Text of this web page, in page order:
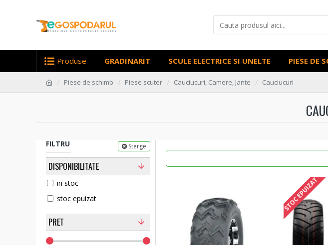
Produse GRADINARIT SCULE ELECTRICE SI UNELTE PIESE DE
Piese de schimb Piese scuter Cauciucuri, Camere, Jante Cauciucuri
FILTRU Sterge
PRET
DISPONIBILITATE
in stoc
stoc epuizat
STOC EPUIZAT